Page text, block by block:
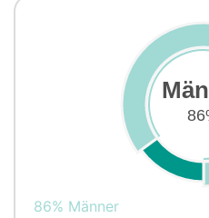
86% Männer